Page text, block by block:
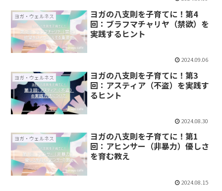
ヨガ・ウェルネス
ヨガの八支則を子育てに！第4
回：ブラフマチャリヤ（禁欲）を
実践するヒント
2024.09.06
ヨガ・ウェルネス
ヨガの八支則を子育てに！第3
回：アスティア（不盗）を実践す
るヒント
2024.08.30
ヨガ・ウェルネス
ヨガの八支則を子育てに！第1
回：アヒンサー（非暴力）優しさ
を育む教え
2024.08.15